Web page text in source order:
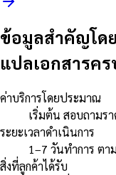
ข้อมูลสำคัญโด
แปลเอกสารค
ค่าบริการโดยประมาณ
เริ่มต้น สอบถามร
ระยะเวลาดำเนินการ
1–7 วันทำการ ต
สิ่งที่ลูกค้าได้รับ